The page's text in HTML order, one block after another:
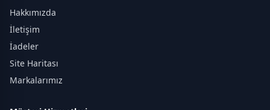
Hakkımızda
İletişim
İadeler
Site Haritası
Markalarımız